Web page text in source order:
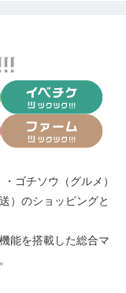
・ ゴチソウ（グルメ）
） のショッピングと
能を搭載した総合マ